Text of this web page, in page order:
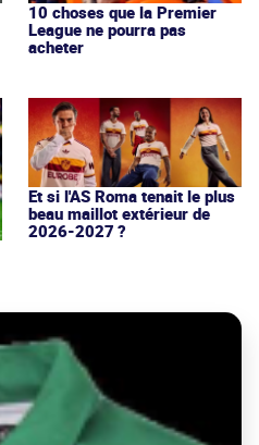
10 choses que la Premier
League ne pourra pas
acheter
Et si l'AS Roma tenait le plus
beau maillot extérieur de
2026-2027 ?